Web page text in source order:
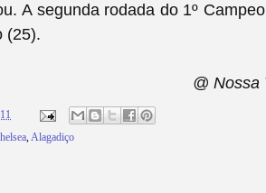
A segunda rodada do 1º
(25).
@ Nossa
,Alagadiço